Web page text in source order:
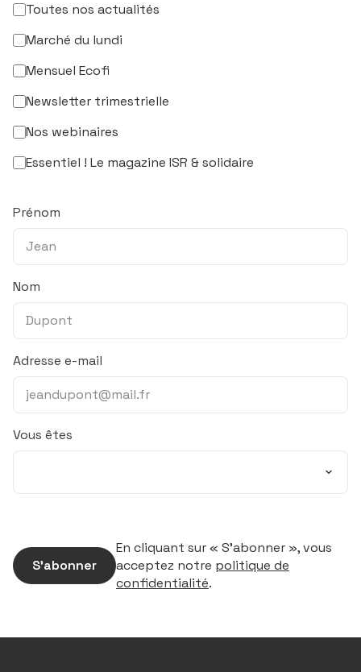
Toutes nos actualités
Marché du lundi
Mensuel Ecofi
Newsletter trimestrielle
Nos webinaires
Essentiel ! Le magazine ISR & solidaire
Prénom
Nom
Adresse e-mail
Vous êtes
S’abonner
En cliquant sur « S’abonner », vous
acceptez notre politique de
confidentialité.